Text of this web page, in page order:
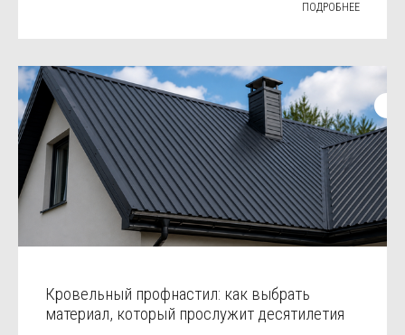
ПОДРОБНЕЕ
Кровельный профнастил: как выбрать
материал, который прослужит десятилетия